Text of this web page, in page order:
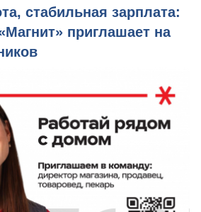
стабильная зарплата:
приглашает на